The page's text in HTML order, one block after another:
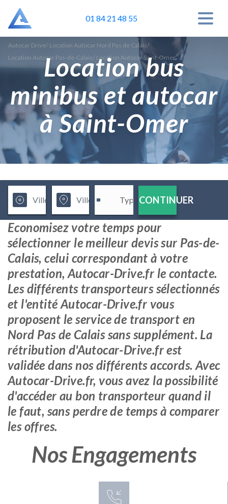
01 84 21 48 55
Autocar Drive/ Location Autocar Nord Pas de Calais/
Location Autocar Pas-de-Calais/ Location Autocar Saint-Omer
Location bus
minibus et autocar
à Saint-Omer
CONTINUER
Economisez votre temps pour
sélectionner le meilleur devis sur Pas-de-
Calais, celui correspondant à votre
prestation, Autocar-Drive.fr le contacte.
Les différents transporteurs sélectionnés
et l'entité Autocar-Drive.fr vous
proposent le service de transport en
Nord Pas de Calais sans supplément. La
rétribution d'Autocar-Drive.fr est
validée dans nos différents accords. Avec
Autocar-Drive.fr, vous avez la possibilité
d'accéder au bon transporteur quand il
le faut, sans perdre de temps à comparer
les offres.
Nos Engagements